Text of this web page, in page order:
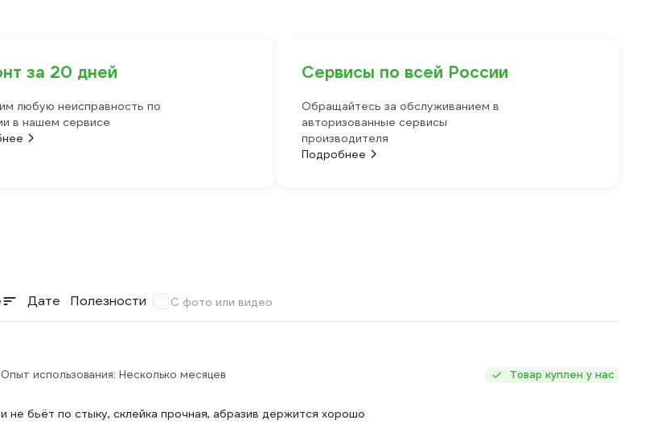
за 20 дней
любую неисправность по
в нашем сервисе
Сервисы по всей России
Обращайтесь за обслуживанием в
авторизованные сервисы
производителя
Подробнее
Дате Полезности С фото или видео
Опыт использования: Несколько месяцев Товар куплен у нас
не бьёт по стыку, склейка прочная, абразив держится хорошо